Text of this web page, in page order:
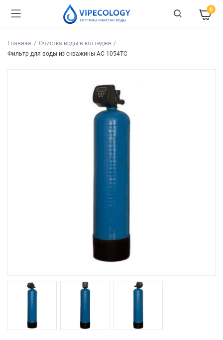
0
Главная
Очистка воды в коттедже
Фильтр для воды из скважины АС 1054ТС